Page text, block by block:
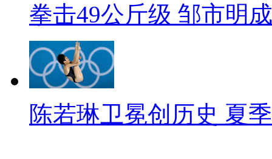
拳击49公斤级 邹市明
陈若琳卫冕创历史 夏